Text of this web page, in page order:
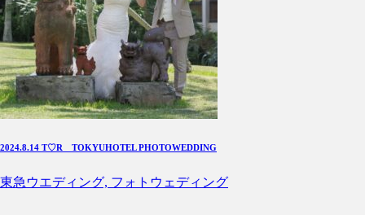
2024.8.14 T♡R TOKYUHOTEL PHOTOWEDDING
東急ウエディング, フォトウェディング